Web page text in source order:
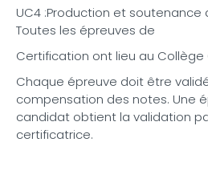
UC4 :Production et soutenance
Toutes les épreuves de
Certification ont lieu au
Chaque épreuve doit être
compensation des notes. Une
candidat obtient la validation
certificatrice.